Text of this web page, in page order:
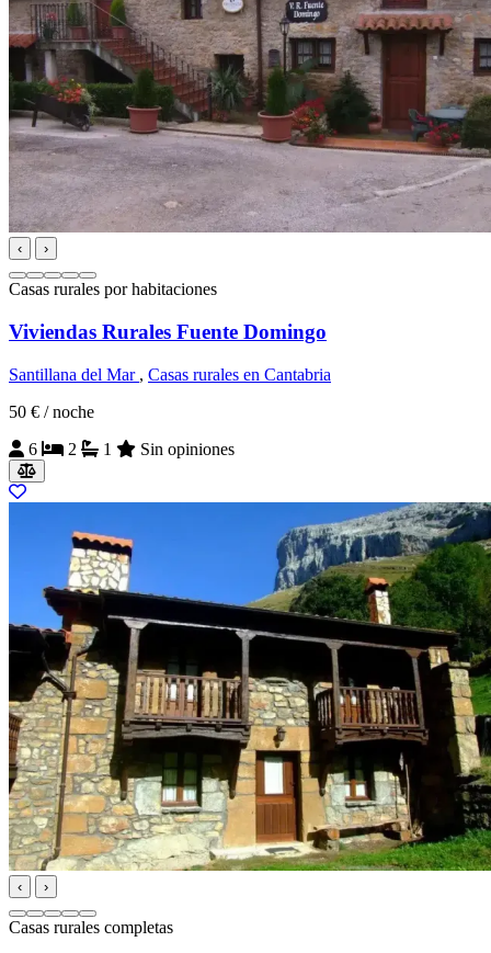
‹ ›
Casas rurales por habitaciones
Viviendas Rurales Fuente Domingo
Santillana del Mar , Casas rurales en Cantabria
50 € / noche
6
2 1 Sin opiniones
‹ ›
Casas rurales completas